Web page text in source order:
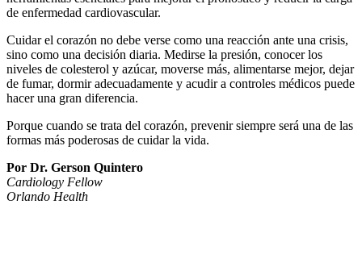
de enfermedad cardiovascular.
Cuidar el corazón no debe verse como una reacción ante una crisis,
sino como una decisión diaria. Medirse la presión, conocer los
niveles de colesterol y azúcar, moverse más, alimentarse mejor, dejar
de fumar, dormir adecuadamente y acudir a controles médicos puede
hacer una gran diferencia.
Porque cuando se trata del corazón, prevenir siempre será una de las
formas más poderosas de cuidar la vida.
Por Dr. Gerson Quintero
Cardiology Fellow
Orlando Health